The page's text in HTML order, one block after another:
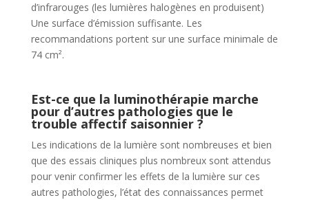
d’infrarouges (les lumières halogènes en produisent)
Une surface d’émission suffisante. Les
recommandations portent sur une surface minimale de
74 cm².
Est-ce que la luminothérapie marche
pour d’autres pathologies que le
trouble affectif saisonnier ?
Les indications de la lumière sont nombreuses et bien
que des essais cliniques plus nombreux sont attendus
pour venir confirmer les effets de la lumière sur ces
autres pathologies, l’état des connaissances permet